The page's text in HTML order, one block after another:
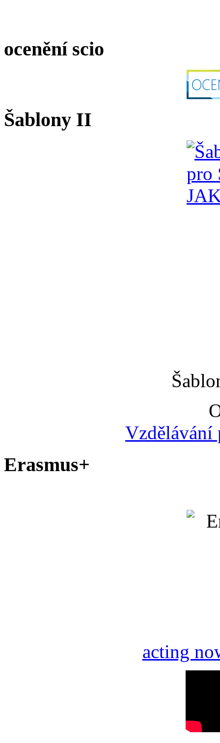
ocenění scio
Šablony II
Vzdělávání
Erasmus+
acting